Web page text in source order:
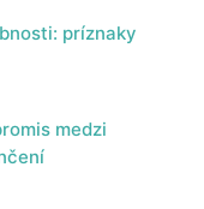
príznaky
medzi